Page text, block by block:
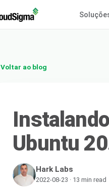
Voltar ao blog
Ubuntu
Hark Labs
2022-08-23 · 13 min read